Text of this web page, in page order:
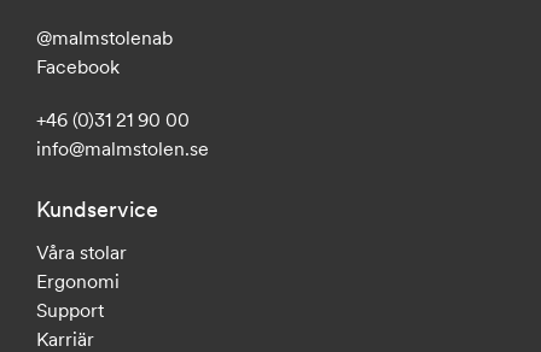
@malmstolenab
Facebook
+46 (0)31 21 90 00
info@malmstolen.se
Kundservice
Våra stolar
Ergonomi
Support
Karriär